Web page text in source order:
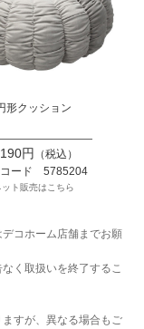
形クッション
円
（税込）
ード 5785204
ット販売はこちら
コホーム店舗までお願
く取扱いを終了するこ
すが、異なる場合もご